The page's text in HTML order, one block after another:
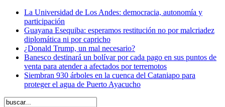
La Universidad de Los Andes: democracia, autonomía y
participación
Guayana Esequiba: esperamos restitución no por malcriadez
diplomática ni por capricho
¿Donald Trump, un mal necesario?
Banesco destinará un bolívar por cada pago en sus puntos de
venta para atender a afectados por terremotos
Siembran 930 árboles en la cuenca del Cataniapo para
proteger el agua de Puerto Ayacucho